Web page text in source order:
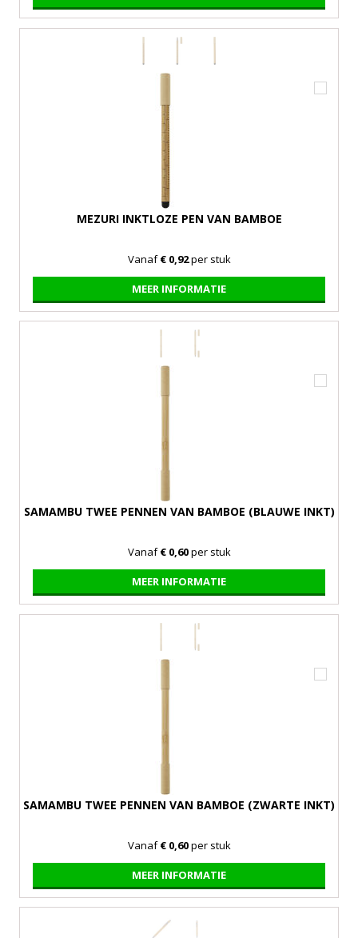
MEZURI INKTLOZE PEN VAN BAMBOE
Vanaf€ 0,92per stuk
MEER INFORMATIE
SAMAMBU TWEE PENNEN VAN BAMBOE (BLAUWE INKT)
Vanaf€ 0,60per stuk
MEER INFORMATIE
SAMAMBU TWEE PENNEN VAN BAMBOE (ZWARTE INKT)
Vanaf€ 0,60per stuk
MEER INFORMATIE